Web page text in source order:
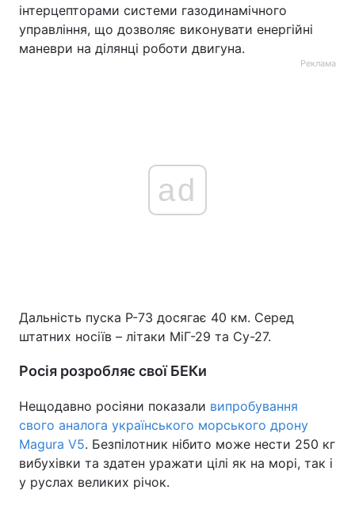
інтерцепторами системи газодинамічного
управління, що дозволяє виконувати енергійні
маневри на ділянці роботи двигуна.
Реклама
ad
Дальність пуска Р-73 досягає 40 км. Серед
штатних носіїв – літаки МіГ-29 та Су-27.
Росія розробляє свої БЕКи
Нещодавно росіяни показали випробування
свого аналога українського морського дрону
Magura V5. Безпілотник нібито може нести 250 кг
вибухівки та здатен уражати цілі як на морі, так і
у руслах великих річок.